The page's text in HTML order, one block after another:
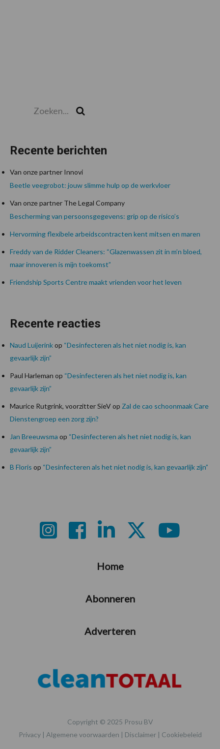
Recente berichten
Van onze partner Innovi
Beetle veegrobot: jouw slimme hulp op de werkvloer
Van onze partner The Legal Company
Bescherming van persoonsgegevens: grip op de risico’s
Hervorming flexibele arbeidscontracten kent mitsen en maren
Freddy van de Ridder Cleaners: “Glazenwassen zit in m’n bloed,
maar innoveren is mijn toekomst”
Friendship Sports Centre maakt vrienden voor het leven
Recente reacties
Naud Luijerinkop “Desinfecteren als het niet nodig is, kan
gevaarlijk zijn”
Paul Harleman op “Desinfecteren als het niet nodig is, kan
gevaarlijk zijn”
Maurice Rutgrink, voorzitter SieVop Zal de cao schoonmaak Care
Dienstengroep een zorg zijn?
Jan Breeuwsma op “Desinfecteren als het niet nodig is, kan
gevaarlijk zijn”
B Floris op “Desinfecteren als het niet nodig is, kan gevaarlijk zijn”
Home
Abonneren
Adverteren
Copyright © 2025 Prosu BV
Privacy| Algemene voorwaarden | Disclaimer| Cookiebeleid